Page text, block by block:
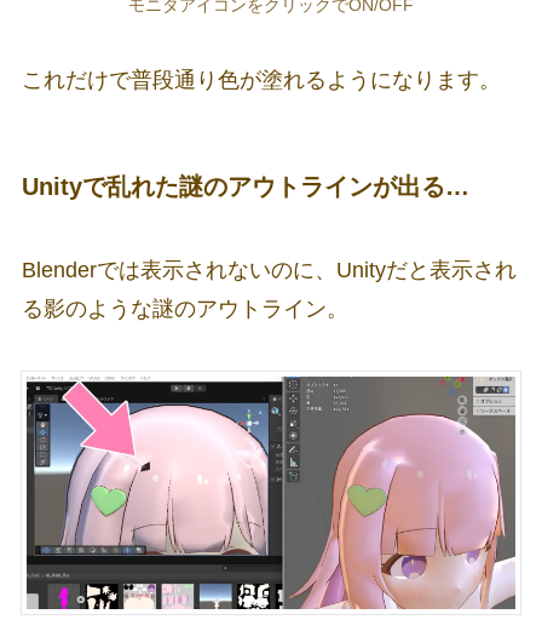
モニタアイコンをクリックでON/OFF
これだけで普段通り色が塗れるようになります。
Unityで乱れた謎のアウトラインが出る…
Blenderでは表示されないのに、Unityだと表示され
る影のような謎のアウトライン。